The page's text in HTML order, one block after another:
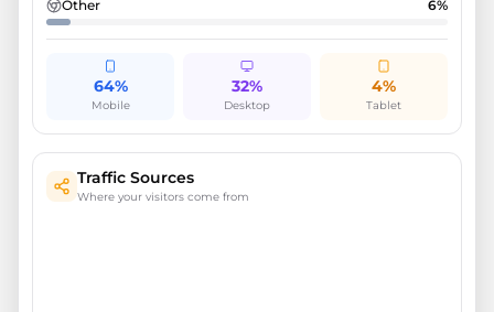
Other 6%
64%
Mobile
32%
Desktop
4%
Tablet
Traffic Sources
Where your visitors come from